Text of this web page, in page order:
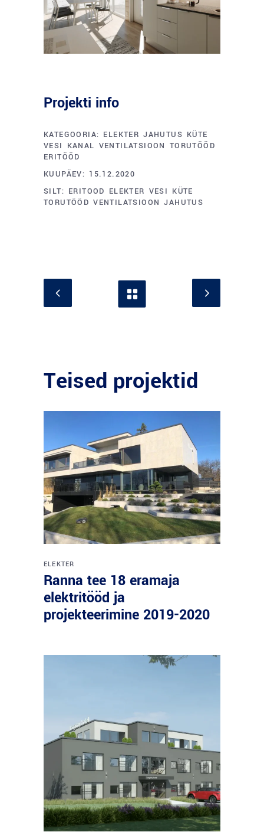
Projekti info
KATEGOORIA: ELEKTER JAHUTUS KÜTE
VESI
KANAL VENTILATSIOON TORUTÖÖD
ERITÖÖD
KUUPÄEV: 15.12.2020
SILT: ERITOOD ELEKTER VESI KÜTE
TORUTÖÖD VENTILATSIOON JAHUTUS
Teised projektid
ELEKTER
Ranna tee 18 eramaja
elektritööd ja
projekteerimine 2019-2020